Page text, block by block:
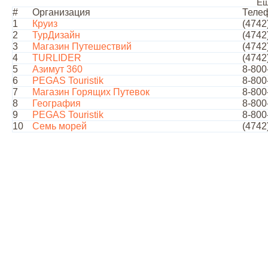
# Организация
1
Круиз
2
ТурДизайн
3
Магазин Путешествий
4
TURLIDER
5
Азимут 360
8-
6
PEGAS Touristik
8-
7
Магазин Горящих Путевок
8-
8
География
8-
9
PEGAS Touristik
8-
10
Семь морей